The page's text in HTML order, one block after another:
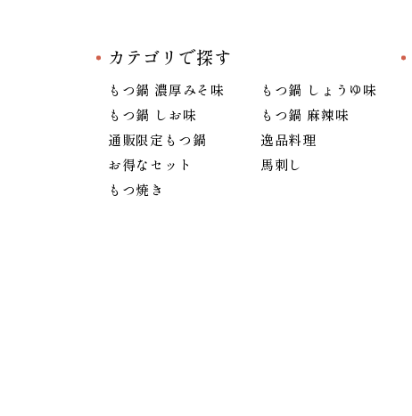
カテゴリで探す
もつ鍋 濃厚みそ味
もつ鍋 しょうゆ味
もつ鍋 しお味
もつ鍋 麻辣味
通販限定もつ鍋
逸品料理
お得なセット
馬刺し
もつ焼き